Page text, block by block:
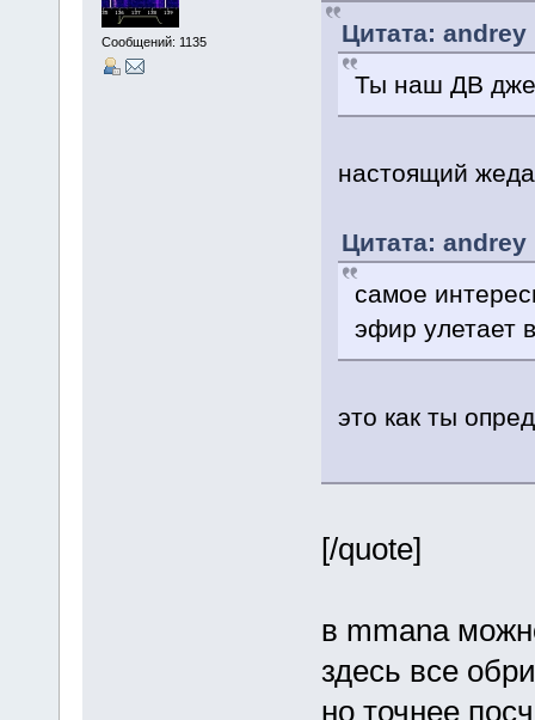
Сообщений: 1135
Цитата: andrey
Ты наш ДВ
настоящий
Цитата: andrey
самое
эфир улетает
это как ты
[/quote]
в mmana
здесь все
но точнее